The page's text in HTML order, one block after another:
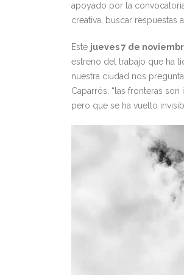
apoyado por la
creativa, buscar respuestas
Este jueves 7 de
estreno del trabajo que ha
nuestra ciudad nos
Caparrós, “las fronteras
pero que se ha vuelto